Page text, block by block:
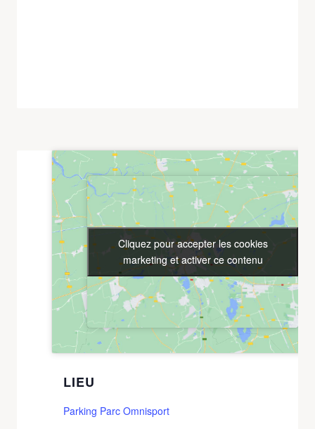
LIEU
Parking Parc Omnisport
Cliquez pour accepter les cookies
marketing et activer ce contenu
Cliquez pour accepter les cookies
marketing et activer ce contenu